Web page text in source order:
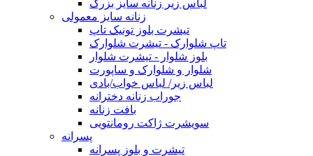
لباس زیر زنانه سایز بزرگ
زنانه سایز معمولی
تیشرت بلوز تونیک تاپ
تاپ شلوارک - تیشرت شلوارک
بلوز شلوار - تیشرت شلوار
شلوار و شلوارک و ساپورت
لباس زیر/ لباس خواب/بادی
جوراب زنانه دخترانه
بافت زنانه
سویشرت ژاکت رومانتویی
پسرانه
تیشرت و بلوز پسرانه